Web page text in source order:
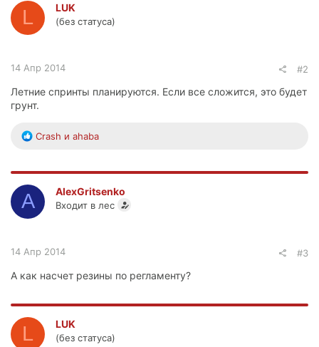
L LUK
(без статуса)
14 Апр 2014 #2
Летние спринты планируются. Если все сложится, это будет
грунт.
Р
к
ц
и
Crash и ahaba
A AlexGritsenko
Входит в лес
14 Апр 2014 #3
А как насчет резины по регламенту?
L LUK
(без статуса)